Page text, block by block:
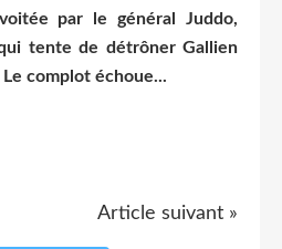
par le général Juddo,
tente de détrôner Gallien
complot échoue...
Article suivant »